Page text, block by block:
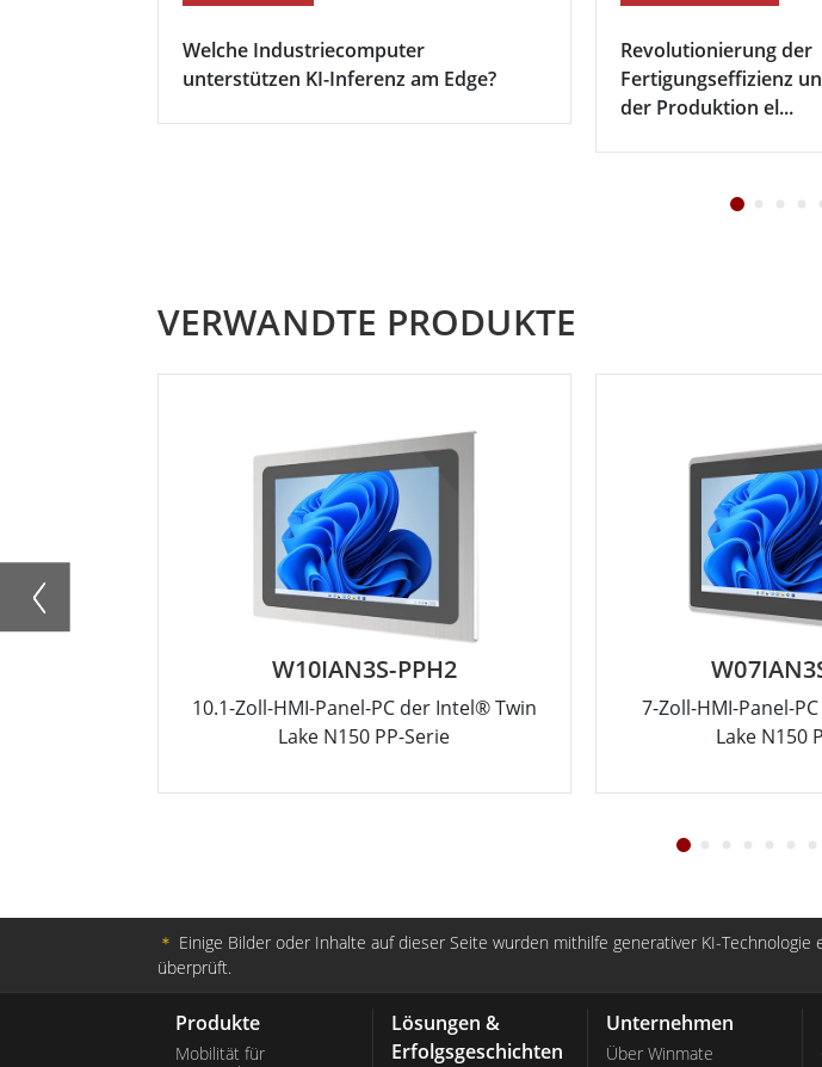
Welche Industriecomputer
unterstützen KI-Inferenz am Edge?
Revolutionierung der
Fertigungseffizienz
der Produktion el...
VERWANDTE PRODUKTE
W10IAN3S-PPH2
10.1-Zoll-HMI-Panel-PC der Intel® Twin
Lake N150 PP-Serie
7-Zoll-HMI-Panel-
Lake N150
＊ Einige Bilder oder Inhalte auf dieser Seite wurden mithilfe generativer KI-
überprüft.
Produkte
Mobilität für
Lösungen &
Erfolgsgeschichten
Unternehmen
Über Winmate